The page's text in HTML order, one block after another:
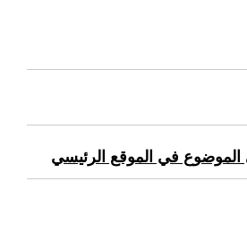
الموضوع في الموقع الرئيسي